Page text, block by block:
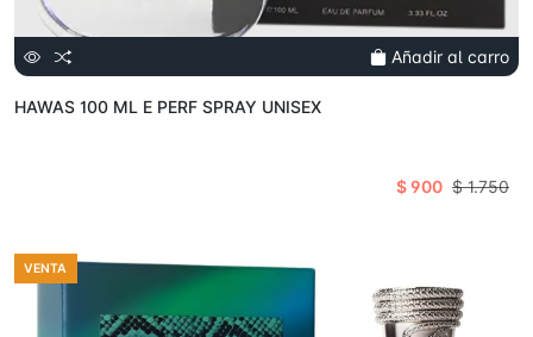
Añadir al carro
HAWAS 100 ML E PERF SPRAY UNISEX
$ 900 $ 1.750
VENTA